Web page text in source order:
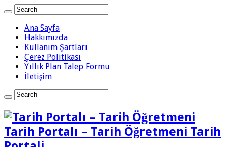
Ana Sayfa
Hakkımızda
Kullanım Şartları
Çerez Politikası
Yıllık Plan Talep Formu
İletişim
Tarih Portalı – Tarih Öğretmeni Tarih